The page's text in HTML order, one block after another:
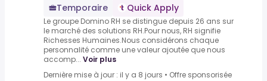
Temporaire
Quick Apply
Le groupe Domino RH se distingue depuis 26 ans sur
le marché des solutions RH.Pour nous, RH signifie
Richesses Humaines.Nous considérons chaque
personnalité comme une valeur ajoutée que nous
accomp... Voir plus
Dernière mise à jour : il y a 8 jours • Offre sponsorisée